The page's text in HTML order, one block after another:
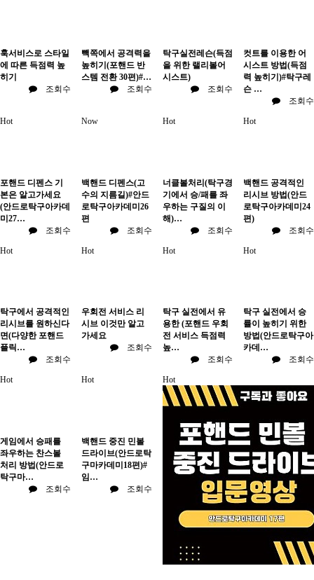
훅서비스로 스타일
에 따른 득점력 높
히기
조회수
빽쪽에서 공격력을
높히기(포핸드 반
스템 전환 30편)#…
조회수
탁구실전레슨(득점
을 위한 랠리볼어
시스트)
조회수
컷트를 이용한 어
시스트 방법(득점
력 높히기)#탁구레
슨 …
조회수
Hot
포핸드 디펜스 기
본은 알고가세요
(안드로탁구아카데
미27…
조회수
Now
백핸드 디펜스(고
수의 지름길)#안드
로탁구아카데미26
편
조회수
Hot
너클볼처리(탁구경
기에서 승/패를 좌
우하는 구질의 이
해)…
조회수
Hot
백핸드 공격적인
리시브 방법(안드
로탁구아카데미24
편)
조회수
Hot
탁구에서 공격적인
리시브를 원하신다
면(다양한 포핸드
플릭…
조회수
Hot
우회전 서비스 리
시브 이것만 알고
가세요
조회수
Hot
탁구 실전에서 유
용한 (포핸드 우회
전 서비스 득점력
높…
조회수
Hot
탁구 실전에서 승
률이 높히기 위한
방법(안드로탁구아
카데…
조회수
Hot
게임에서 승패를
좌우하는 찬스볼
처리 방법(안드로
탁구마…
조회수
Hot
백핸드 중진 민볼
드라이브(안드로탁
구마카데미18편)#
임…
조회수
Hot